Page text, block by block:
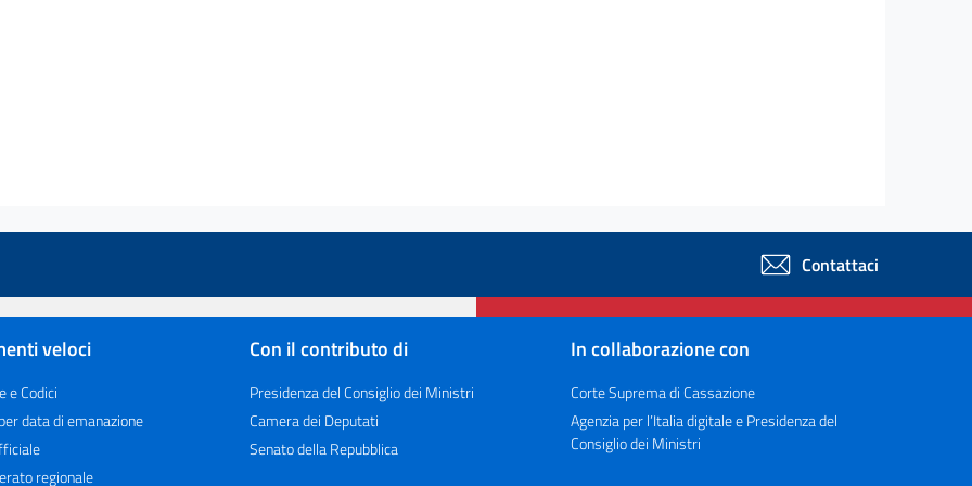
Contattaci
veloci
e Codici
data di emanazione
regionale
Con il contributo di
Presidenza del Consiglio dei Ministri
Camera dei Deputati
Senato della Repubblica
In collaborazione con
Corte Suprema di Cassazione
Agenzia per l’Italia digitale e Presidenza del
Consiglio dei Ministri